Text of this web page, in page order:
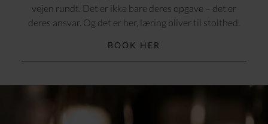
vejen rundt. Det er ikke bare deres opgave – det er
deres ansvar. Og det er her, læring bliver til stolthed.
BOOK HER